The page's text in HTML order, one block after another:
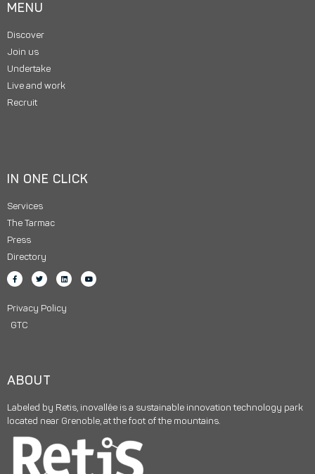
MENU
Discover
Join us
Undertake
Live and work
Recruit
IN ONE CLICK
Services
The Tarmac
Press
Directory
Privacy Policy
GTC
ABOUT
Labeled by Retis, inovallée is a sustainable innovation technology park
located near Grenoble, at the foot of the mountains.